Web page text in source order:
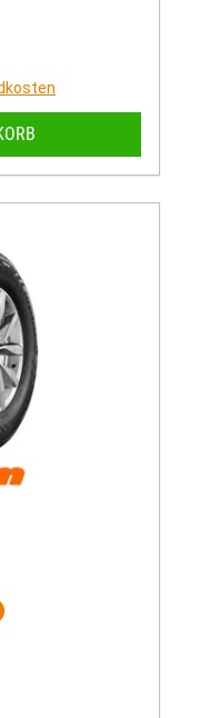
Mehr Informationen zum